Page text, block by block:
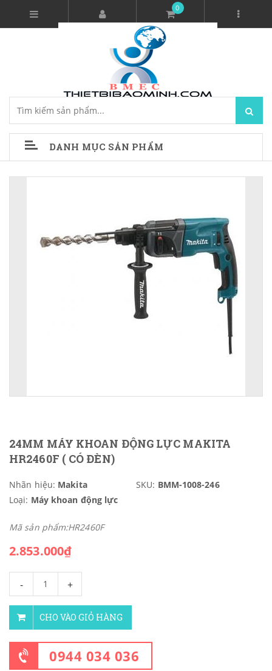
0
DANH MỤC SẢN PHẨM
24MM MÁY KHOAN ĐỘNG LỰC MAKITA
HR2460F ( CÓ ĐÈN)
Nhãn hiệu: Makita SKU: BMM-1008-246
Loại: Máy khoan động lực
Mã sản phẩm:HR2460F
2.853.000₫
- +
CHO VÀO GIỎ HÀNG
0944 034 036